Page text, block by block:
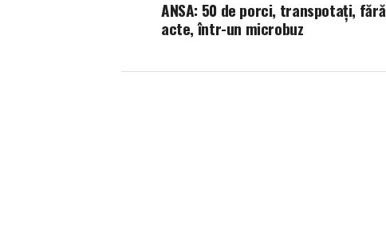
ANSA: 50 de porci, transpotați, fără
acte, într-un microbuz